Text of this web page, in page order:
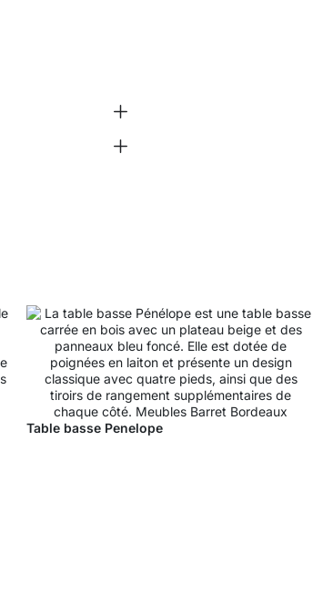
Table basse Penelope